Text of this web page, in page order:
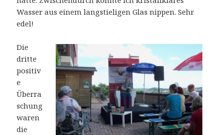
Wasser aus einem langstieligen Glas nippen. Sehr
edel!
Die
dritte
positiv
e
Überra
schung
waren
die